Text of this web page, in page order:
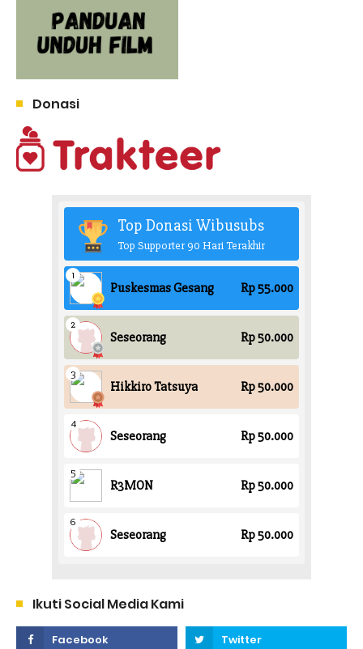
Donasi
Ikuti Social Media Kami